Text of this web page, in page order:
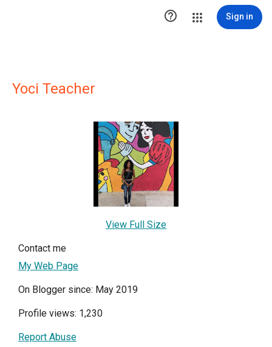
 Sign in
Yoci Teacher
View Full Size
Contact me
My Web Page
On Blogger since: May 2019
Profile views: 1,230
Report Abuse